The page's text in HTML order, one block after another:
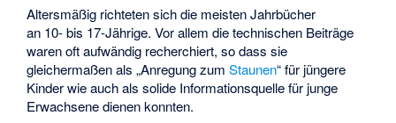
Altersmäßig richteten sich die meisten Jahrbücher
an 10- bis 17-Jährige. Vor allem die technischen Beiträge
waren oft aufwändig recherchiert, so dass sie
gleichermaßen als „Anregung zumStaunen“ für jüngere
Kinder wie auch als solide Informationsquelle für junge
Erwachsene dienen konnten.